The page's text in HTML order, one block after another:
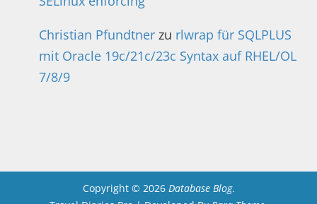
Christian Pfundtner zu rlwrap für SQLPLUS
mit Oracle 19c/21c/23c Syntax auf RHEL/OL
7/8/9
Copyright © 2026 Database Blog.